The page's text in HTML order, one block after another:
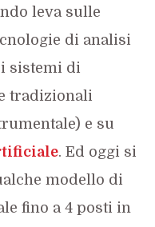
leva sulle
di analisi
sistemi di
tradizionali
e su
. Ed oggi si
modello di
fino a 4 posti in